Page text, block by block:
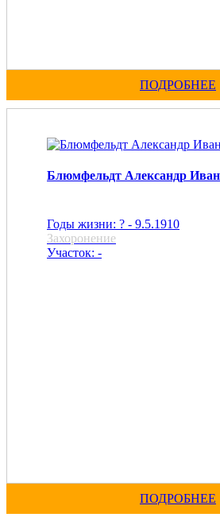
ПОДРОБНЕЕ
Блюмфельдт Александр
Годы жизни: ? - 9.5.1910
Захоронение
Участок: -
ПОДРОБНЕЕ